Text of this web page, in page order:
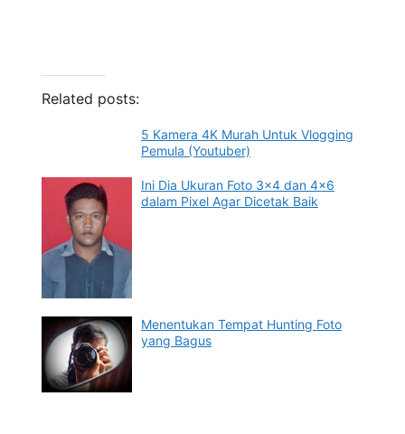
Related posts:
5 Kamera 4K Murah Untuk Vlogging
Pemula (Youtuber)
Ini Dia Ukuran Foto 3×4 dan 4×6
dalam Pixel Agar Dicetak Baik
Menentukan Tempat Hunting Foto
yang Bagus